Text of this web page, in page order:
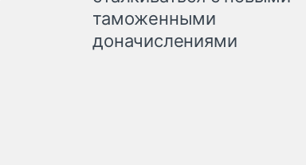
таможенными
доначислениями